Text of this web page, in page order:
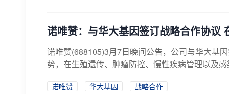
诺唯赞：与华大基因签订战略合作协议
诺唯赞(688105)3月7日晚间公告，公司与华大基
势，在生殖遗传、肿瘤防控、慢性疾病管理以及
诺唯赞 华大基因
战略合作